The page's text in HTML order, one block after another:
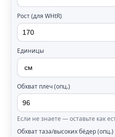
Рост (для WHtR)
Единицы
Обхват плеч (опц.)
Если не знаете — оставьте как
Обхват таза/высоких бёдер (опц.)